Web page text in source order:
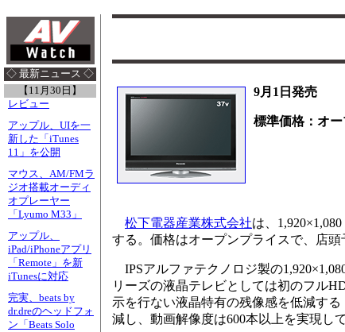
◇ 最新ニュース ◇
【11月30日】
レビュー
アップル、UIを一
新した「iTunes
11」を公開
マウス、AM/FMラ
ジオ搭載オーディ
オプレーヤー
「Lyumo M33」
アップル、
iPad/iPhoneアプリ
「Remote」を新
iTunesに対応
完実、beats by
dr.dreのヘッドフォ
ン「Beats Solo
9月1日発売
標準価格：オ
松下電器産業株式会社は、
する。価格はオープンプライスで、店頭
IPSアルファテクノロジ製の
リーズの液晶テレビとしては初のフル
示を行ない液晶特有の残像感を低減す
減し、動画解像度は600本以上を実現し